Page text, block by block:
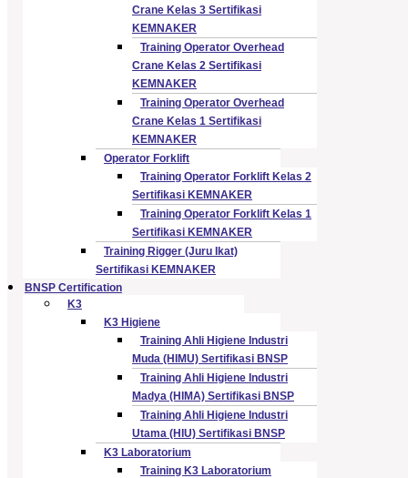
Crane Kelas 3 Sertifikasi
KEMNAKER
Training Operator Overhead
Crane Kelas 2 Sertifikasi
KEMNAKER
Training Operator Overhead
Crane Kelas 1 Sertifikasi
KEMNAKER
Operator Forklift
Training Operator Forklift Kelas 2
Sertifikasi KEMNAKER
Training Operator Forklift Kelas 1
Sertifikasi KEMNAKER
Training Rigger (Juru Ikat)
Sertifikasi KEMNAKER
BNSP Certification
K3
K3 Higiene
Training Ahli Higiene Industri
Muda (HIMU) Sertifikasi BNSP
Training Ahli Higiene Industri
Madya (HIMA) Sertifikasi BNSP
Training Ahli Higiene Industri
Utama (HIU) Sertifikasi BNSP
K3 Laboratorium
Training K3 Laboratorium